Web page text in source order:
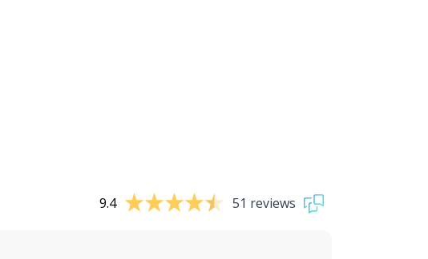
9.4 51 reviews